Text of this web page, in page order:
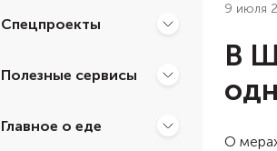
Спецпроекты
Полезные сервисы
Главное о еде
9 июля
В
О